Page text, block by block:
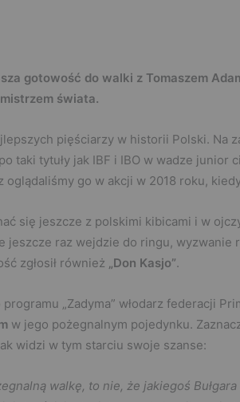
gotowość do walki z Tomaszem
świata.
pięściarzy w historii Polski. Na
taki tytuły jak IBF i IBO w wadze junior
oglądaliśmy go w akcji w 2018 roku,
się jeszcze z polskimi kibicami i w
jeszcze raz wejdzie do ringu, wyzwanie
zgłosił również „Don Kasjo”.
„Zadyma” włodarz federacji
w jego pożegnalnym pojedynku.
widzi w tym starciu swoje szanse:
walkę, to nie, że jakiegoś